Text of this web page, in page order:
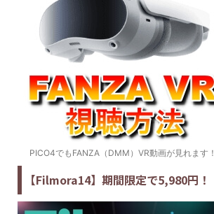
PICO4でもFANZA（DMM）VR動画が見れます！
【Filmora14】期間限定で5,980円！